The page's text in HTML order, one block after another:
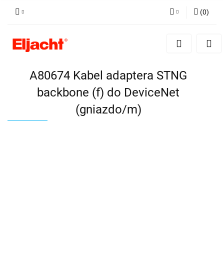
Zaloguj się
(0)
A80674 Kabel adaptera STNG
backbone (f) do DeviceNet
(gniazdo/m)